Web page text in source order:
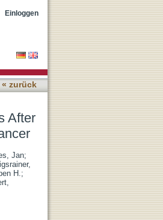
of
Einloggen
« zurück
After
Jan;
H.;